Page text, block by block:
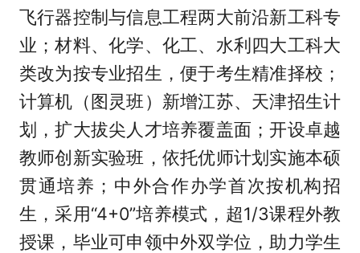
飞行器控制与信息工程两大前沿新工科专
业；材料、化学、化工、水利四大工科大
类改为按专业招生，便于考生精准择校；
计算机（图灵班）新增江苏、天津招生计
划，扩大拔尖人才培养覆盖面；开设卓越
教师创新实验班，依托优师计划实施本硕
贯通培养；中外合作办学首次按机构招
生，采用“4+0”培养模式，超1/3课程外教
授课，毕业可申领中外双学位，助力学生